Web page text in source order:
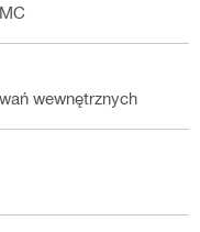
wewnętrznych